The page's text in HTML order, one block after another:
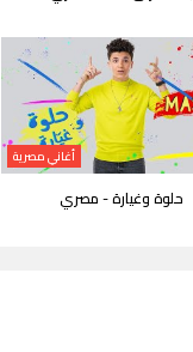
أغاني مصرية
حلوة وغيارة - مصري